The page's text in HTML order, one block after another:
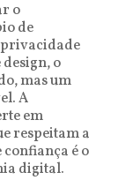
o
de
privacidade
o
mas um
A
em
respeitam a
é o
digital.